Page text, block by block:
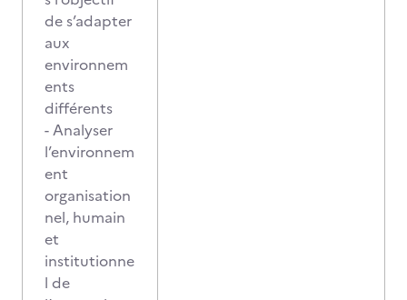
de s’adapter
aux
environnem
ents
différents
- Analyser
l’environnem
ent
organisation
nel, humain
et
institutionne
l de